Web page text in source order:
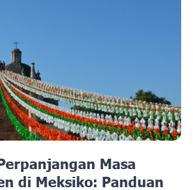
Masa
di Meksiko: Panduan